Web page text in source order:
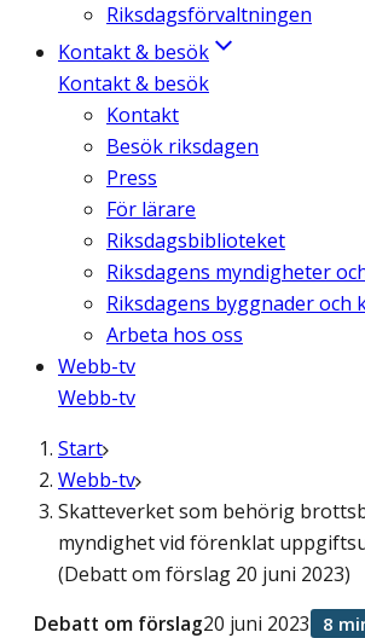
Riksdagsförvaltningen
Kontakt & besök
Kontakt & besök
Kontakt
Besök riksdagen
Press
För lärare
Riksdagsbiblioteket
Riksdagens myndigheter
Riksdagens byggnader och
Arbeta hos oss
Webb-tv
Webb-tv
Start
Webb-tv
Skatteverket som behörig
myndighet vid förenklat
(Debatt om förslag 20 juni 2023)
Debatt om förslag20 juni 2023 8